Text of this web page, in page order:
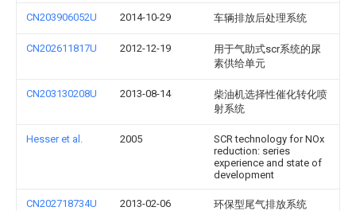
CN203906052U 2014-10-29 车辆排放后处理系统
CN202611817U 2012-12-19
用于气助式scr系统的尿
素供给单元
CN203130208U 2013-08-14
柴油机选择性催化转化喷
射系统
Hesser et al. 2005
SCR technology for NOx
reduction: series
experience and state of
development
CN202718734U 2013-02-06 环保型尾气排放系统